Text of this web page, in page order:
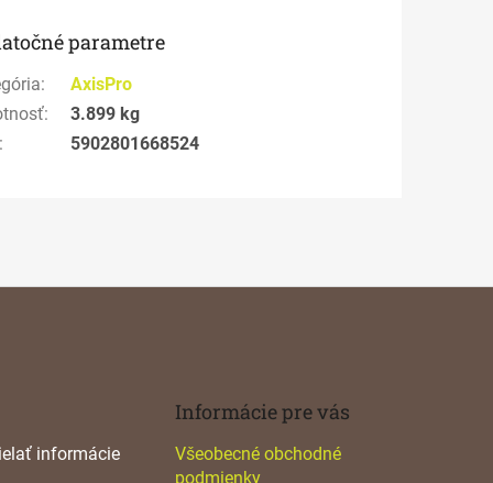
parametre
:
AxisPro
:
3.899 kg
: 5902801668524
informácie
Informácie pre vás
Všeobecné obchodné
podmienky